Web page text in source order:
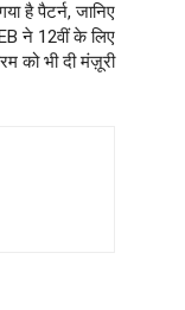
है पैटर्न, जानिए
ने 12वीं के लिए
को भी दी मंज़ूरी